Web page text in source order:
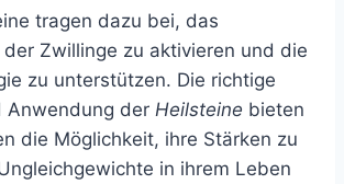
tragen dazu bei, das
Zwillinge zu aktivieren und die
zu unterstützen. Die richtige
Anwendung der Heilsteine bieten
die Möglichkeit, ihre Stärken zu
in ihrem Leben